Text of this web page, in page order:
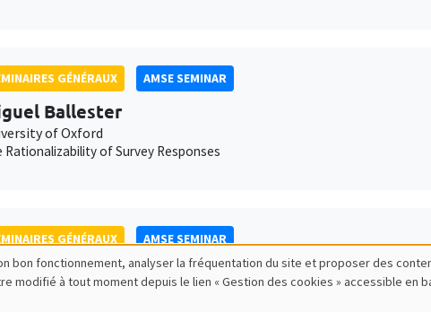
GÉNÉRAUX AMSE SEMINAR
Ballester
of Oxford
Rationalizability of Survey Responses
GÉNÉRAUX AMSE SEMINAR
Michaelides
fonctionnement, analyser la fréquentation du site et proposer des
modifié à tout moment depuis le lien « Gestion des cookies » accessible en